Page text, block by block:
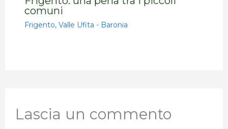
comuni
Frigento,Valle Ufita - Baronia
Lascia un commento